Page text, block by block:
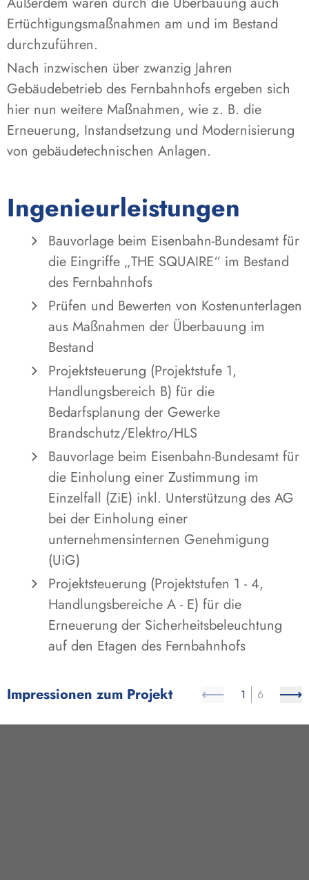
Ertüchtigungsmaßnahmen am und im Bestand
durchzuführen.
Nach inzwischen über zwanzig Jahren
Gebäudebetrieb des Fernbahnhofs ergeben sich
hier nun weitere Maßnahmen, wie z. B. die
Erneuerung, Instandsetzung und Modernisierung
von gebäudetechnischen Anlagen.
Ingenieurleistungen
Bauvorlage beim Eisenbahn-Bundesamt für
die Eingriffe „THE SQUAIRE“ im Bestand
des Fernbahnhofs
Prüfen und Bewerten von Kostenunterlagen
aus Maßnahmen der Überbauung im
Bestand
Projektsteuerung (Projektstufe 1,
Handlungsbereich B) für die
Bedarfsplanung der Gewerke
Brandschutz/Elektro/HLS
Bauvorlage beim Eisenbahn-Bundesamt für
die Einholung einer Zustimmung im
Einzelfall (ZiE) inkl. Unterstützung des AG
bei der Einholung einer
unternehmensinternen Genehmigung
(UiG)
Projektsteuerung (Projektstufen 1 - 4,
Handlungsbereiche A - E) für die
Erneuerung der Sicherheitsbeleuchtung
auf den Etagen des Fernbahnhofs
Impressionen zum Projekt 1 6